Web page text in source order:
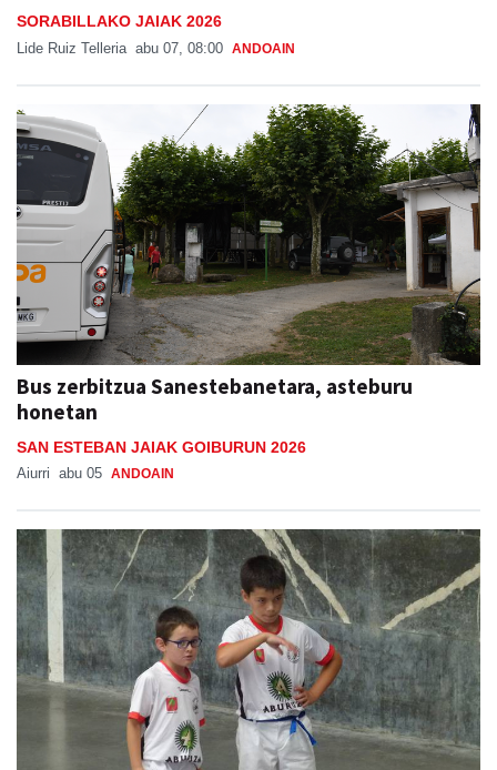
SORABILLAKO JAIAK 2026
Lide Ruiz Telleria abu 07, 08:00 ANDOAIN
Bus zerbitzua Sanestebanetara, asteburu
honetan
SAN ESTEBAN JAIAK GOIBURUN 2026
Aiurri abu 05 ANDOAIN